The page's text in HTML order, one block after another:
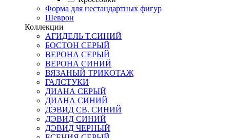
Форма для нестандартных фигур
Шеврон
Коллекции
АГИДЕЛЬ Т.СИНИЙ
БОСТОН СЕРЫЙ
ВЕРОНА СЕРЫЙ
ВЕРОНА СИНИЙ
ВЯЗАНЫЙ ТРИКОТАЖ
ГАЛСТУКИ
ДИАНА СЕРЫЙ
ДИАНА СИНИЙ
ДЭВИД СВ. СИНИЙ
ДЭВИД СИНИЙ
ДЭВИД ЧЕРНЫЙ